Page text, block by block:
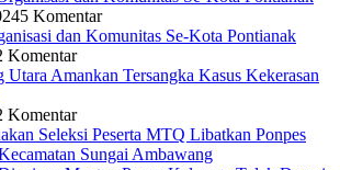
5 Komentar
dan Komunitas Se-Kota Pontianak
Komentar
Utara Amankan Tersangka Kasus Kekerasan
Komentar
Seleksi Peserta MTQ Libatkan Ponpes
Sungai Ambawang